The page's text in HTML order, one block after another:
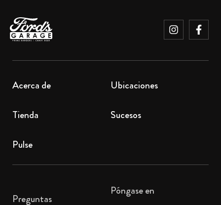
Acerca de Ubicaciones
Tienda Sucesos
Pulse
Preguntas
Póngase en